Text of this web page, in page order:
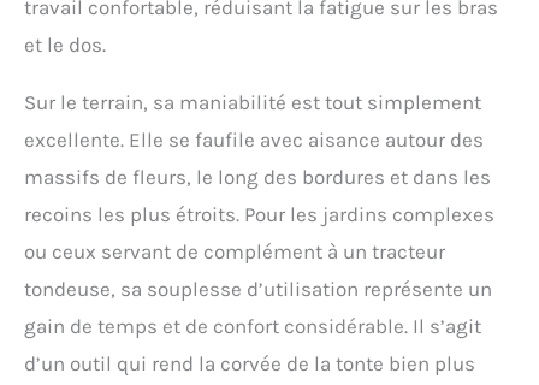
d’adopter une bonne
aux bras et au dos Tonte
jusqu’au ras des bords :
tond plus près des
bords, des murs et des
guide-herbes POWER
FOR ALL ALLIANCE: 1
150+ OUTILS Livré avec :
CityMower 18V-32-300, 1
W-C, chargeur AL 1830
travail confortable, réduisant la fatigue sur les bras
et le dos.
Sur le terrain, sa maniabilité est tout simplement
excellente. Elle se faufile avec aisance autour des
massifs de fleurs, le long des bordures et dans les
recoins les plus étroits. Pour les jardins complexes
ou ceux servant de complément à un tracteur
tondeuse, sa souplesse d’utilisation représente un
gain de temps et de confort considérable. Il s’agit
d’un outil qui rend la corvée de la tonte bien plus